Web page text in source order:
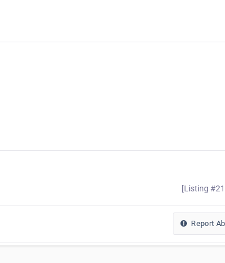
[Listing
Report